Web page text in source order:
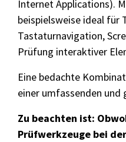
Internet Applications).
beispielsweise ideal für
Tastaturnavigation,
Prüfung interaktiver
Eine bedachte
einer umfassenden und
Zu beachten ist:
Prüfwerkzeuge bei